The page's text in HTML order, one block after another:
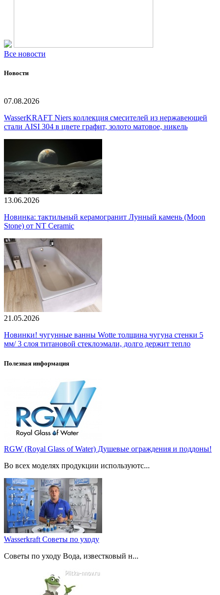
Все новости
Новости
07.08.2026
WasserKRAFT Niers коллекция смесителей из нержавеющей
стали AISI 304 в цвете графит, золото матовое, никель
13.06.2026
Новинка: тактильный керамогранит Лунный камень (Moon
Stone) от NT Ceramic
21.05.2026
Новинки! чугунные ванны Wotte толщина чугуна стенки 5
мм/ 3 слоя титановой стеклоэмали, долго держит тепло
Полезная информация
RGW (Royal Glass of Water) Душевые ограждения и поддоны!
Во всех моделях продукции используютс...
Wasserkraft Советы по уходу
Советы по уходу Вода, известковый н...